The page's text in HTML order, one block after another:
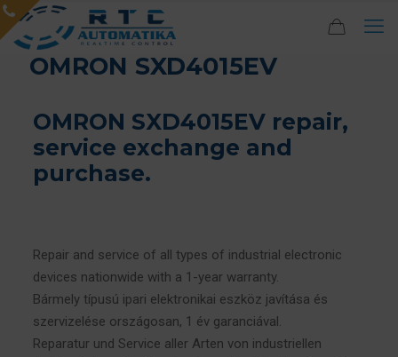
OMRON SXD4015EV
OMRON SXD4015EV repair,
service exchange and
purchase.
Repair and service of all types of industrial electronic
devices nationwide with a 1-year warranty.
Bármely típusú ipari elektronikai eszköz javítása és
szervizelése országosan, 1 év garanciával.
Reparatur und Service aller Arten von industriellen